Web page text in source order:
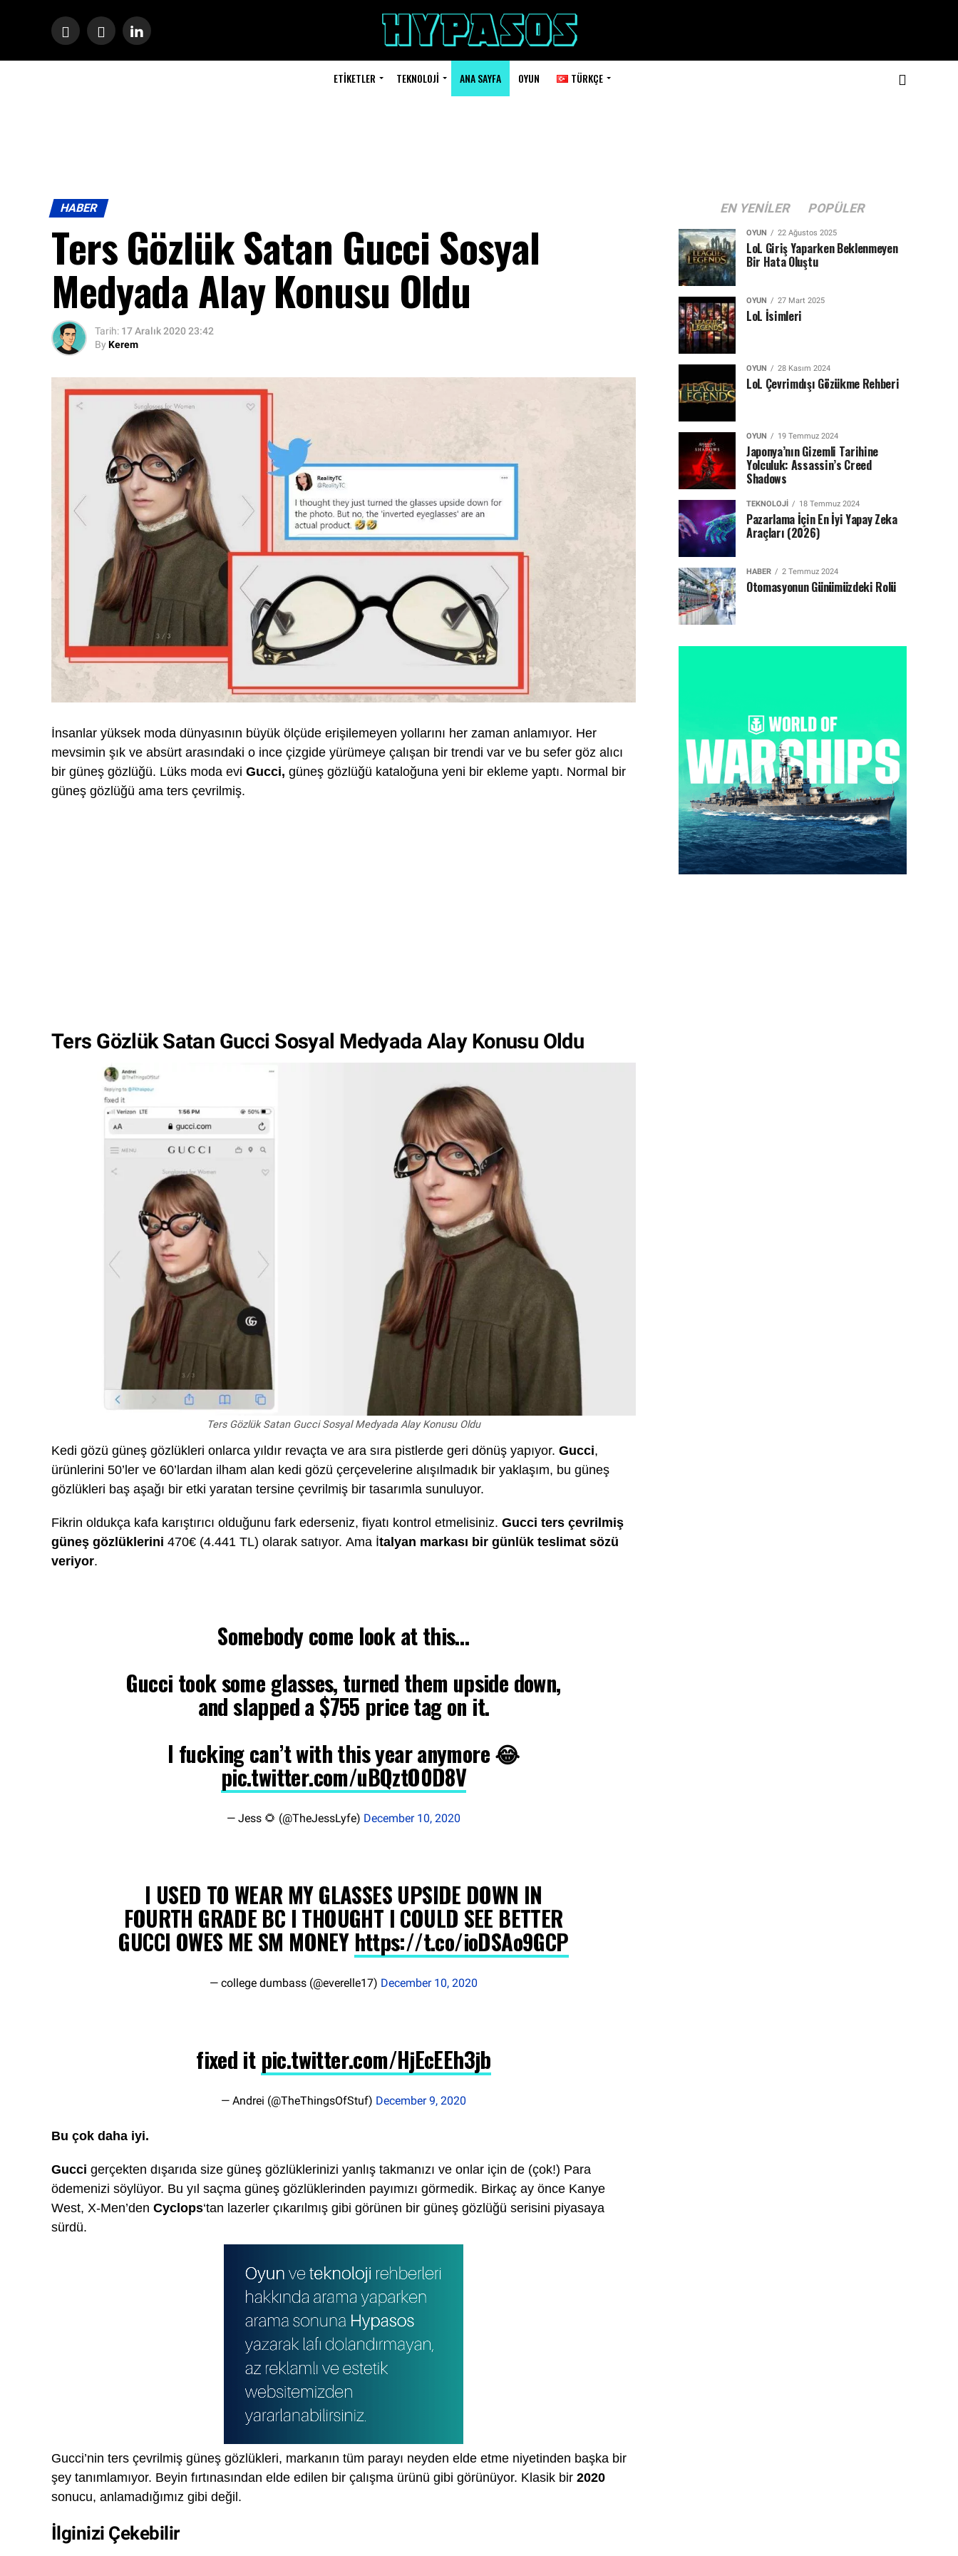
ETIKETLER TEKNOLOJI ANA SAYFA OYUN TÜRKÇE
HABER
Ters Gözlük Satan Gucci Sosyal
Medyada Alay Konusu Oldu
Tarih: 17 Aralık 2020 23:42
By Kerem
İnsanlar yüksek moda dünyasının büyük ölçüde erişilemeyen yollarını her zaman anlamıyor. Her
mevsimin şık ve absürt arasındaki o ince çizgide yürümeye çalışan bir trendi var ve bu sefer göz alıcı
bir güneş gözlüğü. Lüks moda evi Gucci, güneş gözlüğü kataloğuna yeni bir ekleme yaptı. Normal bir
güneş gözlüğü ama ters çevrilmiş.
Ters Gözlük Satan Gucci Sosyal Medyada Alay Konusu Oldu
Ters Gözlük Satan Gucci Sosyal Medyada Alay Konusu Oldu
Kedi gözü güneş gözlükleri onlarca yıldır revaçta ve ara sıra pistlerde geri dönüş yapıyor. Gucci,
ürünlerini 50’ler ve 60’lardan ilham alan kedi gözü çerçevelerine alışılmadık bir yaklaşım, bu güneş
gözlükleri baş aşağı bir etki yaratan tersine çevrilmiş bir tasarımla sunuluyor.
Fikrin oldukça kafa karıştırıcı olduğunu fark ederseniz, fiyatı kontrol etmelisiniz. Gucci ters çevrilmiş
güneş gözlüklerini 470€ (4.441 TL) olarak satıyor. Ama İtalyan markası bir günlük teslimat sözü
veriyor.
Somebody come look at this…
Gucci took some glasses, turned them upside down,
and slapped a $755 price tag on it.
I fucking can’t with this year anymore 😂
pic.twitter.com/uBQztO0D8V
— Jess 🌻 (@TheJessLyfe) December 10, 2020
I USED TO WEAR MY GLASSES UPSIDE DOWN IN
FOURTH GRADE BC I THOUGHT I COULD SEE BETTER
GUCCI OWES ME SM MONEY https://t.co/ioDSAo9GCP
— college dumbass (@everelle17) December 10, 2020
fixed it pic.twitter.com/HjEcEEh3jb
— Andrei (@TheThingsOfStuf) December 9, 2020
Bu çok daha iyi.
Gucci gerçekten dışarıda size güneş gözlüklerinizi yanlış takmanızı ve onlar için de (çok!) Para
ödemenizi söylüyor. Bu yıl saçma güneş gözlüklerinden payımızı görmedik. Birkaç ay önce Kanye
West, X-Men’den Cyclops‘tan lazerler çıkarılmış gibi görünen bir güneş gözlüğü serisini piyasaya
sürdü.
Gucci’nin ters çevrilmiş güneş gözlükleri, markanın tüm parayı neyden elde etme niyetinden başka bir
şey tanımlamıyor. Beyin fırtınasından elde edilen bir çalışma ürünü gibi görünüyor. Klasik bir 2020
sonucu, anlamadığımız gibi değil.
İlginizi Çekebilir
EN YENILER POPÜLER
OYUN 22 Ağustos 2025
LoL Giriş Yaparken Beklenmeyen
Bir Hata Oluştu
OYUN 27 Mart 2025
LoL İsimleri
OYUN 28 Kasım 2024
LoL Çevrimdışı Gözükme Rehberi
OYUN 19 Temmuz 2024
Japonya’nın Gizemli Tarihine
Yolculuk: Assassin’s Creed
Shadows
TEKNOLOJI 18 Temmuz 2024
Pazarlama İçin En İyi Yapay Zeka
Araçları (2026)
HABER 2 Temmuz 2024
Otomasyonun Günümüzdeki Rolü